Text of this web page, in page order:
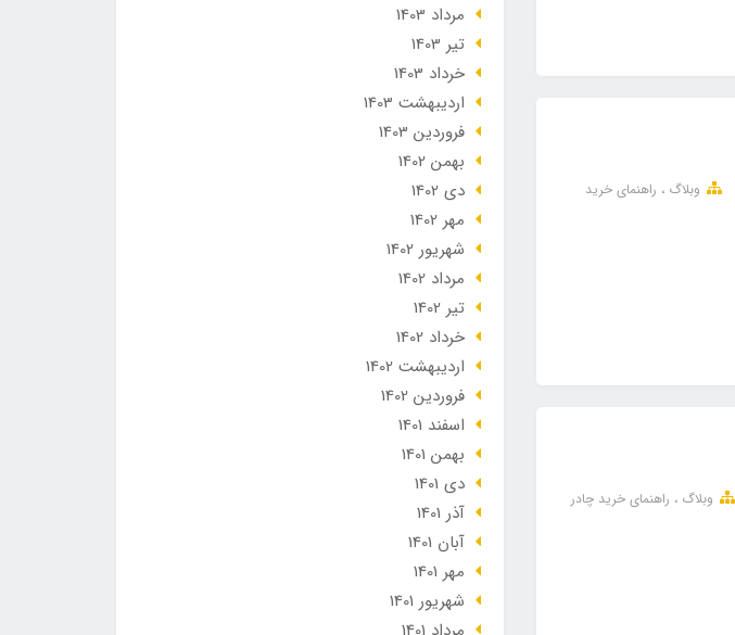
وبلاگ
راهنمای خرید
وبلاگ
راهنمای خرید چادر
مرداد 1403
تير 1403
خرداد 1403
ارديبهشت 1403
فروردین 1403
بهمن 1402
دی 1402
مهر 1402
شهریور 1402
مرداد 1402
تير 1402
خرداد 1402
ارديبهشت 1402
فروردین 1402
اسفند 1401
بهمن 1401
دی 1401
آذر 1401
آبان 1401
مهر 1401
شهریور 1401